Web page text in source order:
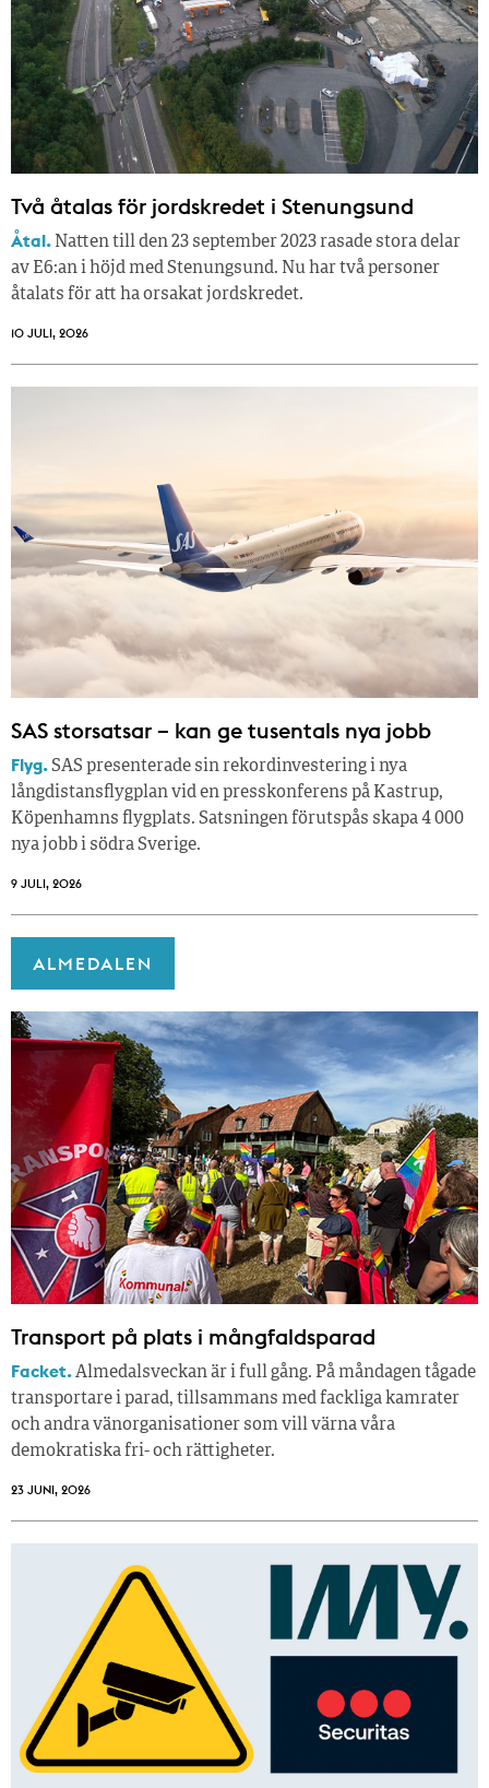
Två åtalas för jordskredet i Stenungsund
Åtal. Natten till den 23 september 2023 rasade stora delar
av E6:an i höjd med Stenungsund. Nu har två personer
åtalats för att ha orsakat jordskredet.
10 JULI, 2026
SAS storsatsar – kan ge tusentals nya jobb
Flyg.SAS presenterade sin rekordinvestering i nya
långdistansflygplan vid en presskonferens på Kastrup,
Köpenhamns flygplats. Satsningen förutspås skapa 4 000
nya jobb i södra Sverige.
9 JULI, 2026
ALMEDALEN
Transport på plats i mångfaldsparad
Facket.Almedalsveckan är i full gång. På måndagen tågade
transportare i parad, tillsammans med fackliga kamrater
och andra vänorganisationer som vill värna våra
demokratiska fri- och rättigheter.
23 JUNI, 2026